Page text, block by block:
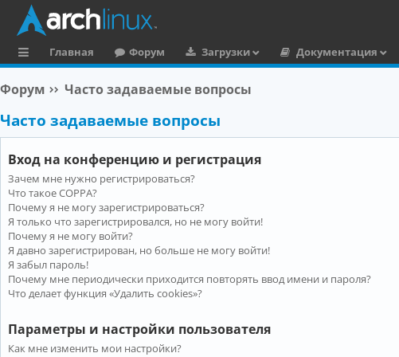
ы
л
Главная Форум Загрузки
Документация
Форум Часто задаваемые вопросы
Часто задаваемые вопросы
Вход на конференцию и регистрация
Зачем мне нужно регистрироваться?
Что такое COPPA?
Почему я не могу зарегистрироваться?
Я только что зарегистрировался, но не могу войти!
Почему я не могу войти?
Я давно зарегистрирован, но больше не могу войти!
Я забыл пароль!
Почему мне периодически приходится повторять ввод имени и пароля?
Что делает функция «Удалить cookies»?
Параметры и настройки пользователя
Как мне изменить мои настройки?